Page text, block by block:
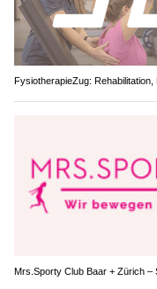
FysiotherapieZug:
Mrs.Sporty Club Baar + Zürich –